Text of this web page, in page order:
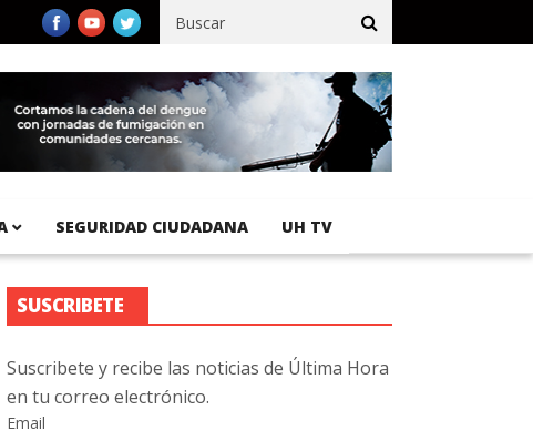
registra 92 % de avance en obras de terracería
SEGURIDAD CIUDADANA UH TV
SUSCRIBETE
Suscribete y recibe las noticias de Última Hora
en tu correo electrónico.
Email